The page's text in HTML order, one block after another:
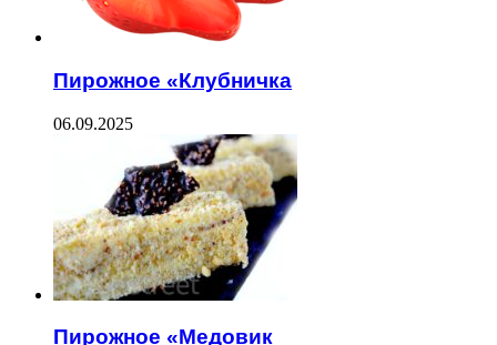
Пирожное «Клубничка
06.09.2025
Пирожное «Медовик